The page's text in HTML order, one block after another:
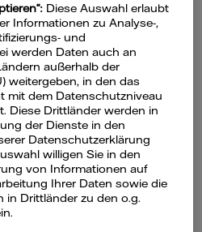
Wallbox über das
zu können,
internetfähigen
Smartphone.
dass z. B.Google
Safariauf Ihrem
ist, oder laden Sie
über den
Ihres Gerätes
Diese Auswahl erlaubt
Informationen zu Analyse-,
und
werden Daten auch an
außerhalb der
weitergeben, in den das
mit dem Datenschutzniveau
Diese Drittländer werden in
der Dienste in den
Datenschutzerklärung
willigen Sie in den
von Informationen auf
Ihrer Daten sowie die
in Drittländer zu den o.g.